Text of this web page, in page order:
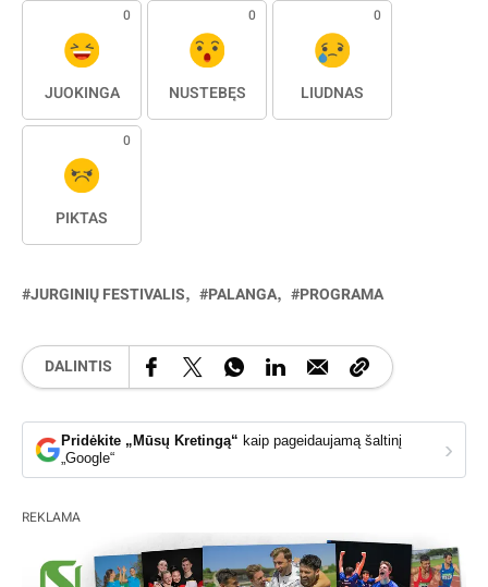
0
JUOKINGA
0
NUSTEBĘS
0
LIŪDNAS
0
PIKTAS
JURGINIŲ FESTIVALIS PALANGA PROGRAMA
DALINTIS
Pridėkite „Mūsų Kretingą“ kaip pageidaujamą šaltinį
„Google“
›
REKLAMA